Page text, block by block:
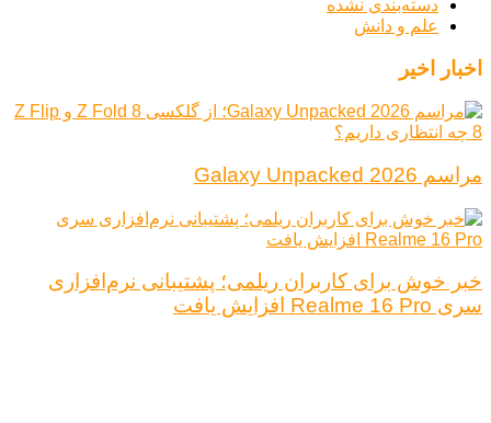
دسته‌بندی نشده
علم و دانش
اخبار اخیر
مراسم Galaxy Unpacked 2026
خبر خوش برای کاربران ریلمی؛ پشتیبانی نرم‌افزاری
سری Realme 16 Pro افزایش یافت